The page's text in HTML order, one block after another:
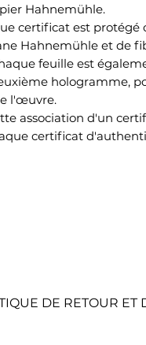
Hahnemühle.
certificat est protégé
Hahnemühle et de
feuille est
hologramme,
l'œuvre.
association d'un
certificat
DE RETOUR ET